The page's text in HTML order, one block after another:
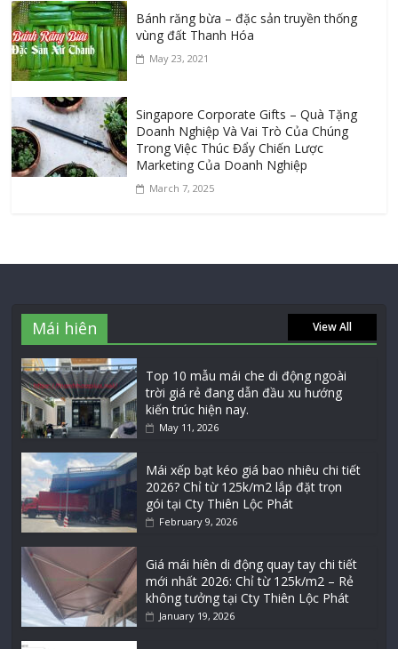
Bánh răng bừa – đặc sản truyền thống
vùng đất Thanh Hóa
May 23, 2021
Singapore Corporate Gifts – Quà Tặng
Doanh Nghiệp Và Vai Trò Của Chúng
Trong Việc Thúc Đẩy Chiến Lược
Marketing Của Doanh Nghiệp
March 7, 2025
Mái hiên View All
Top 10 mẫu mái che di động ngoài
trời giá rẻ đang dẫn đầu xu hướng
kiến trúc hiện nay.
May 11, 2026
Mái xếp bạt kéo giá bao nhiêu chi tiết
2026? Chỉ từ 125k/m2 lắp đặt trọn
gói tại Cty Thiên Lộc Phát
February 9, 2026
Giá mái hiên di động quay tay chi tiết
mới nhất 2026: Chỉ từ 125k/m2 – Rẻ
không tưởng tại Cty Thiên Lộc Phát
January 19, 2026